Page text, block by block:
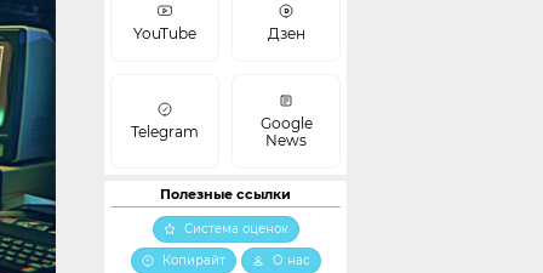
YouTube Дзен
Telegram
Google
News
Полезные ссылки
Система оценок
Копирайт
О нас